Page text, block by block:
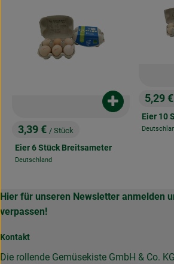
Frisches
Naturkost
Lieferservice
Infos
Geschäftskunden
, Preis:
3,39 € / Stück
Eier 6 Stück Breitsameter
, Herkunft:
Deutschland
Produkt zum
,
5,29 €
Eier 10
, Herkunft:
Hier für unseren Newsletter anmelden
verpassen!
Kontakt
Die rollende Gemüsekiste GmbH & Co. KG